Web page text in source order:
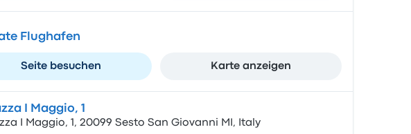
Flughafen
Seite besuchen Karte anzeigen
I Maggio, 1
I Maggio, 1, 20099 Sesto San Giovanni MI, Italy